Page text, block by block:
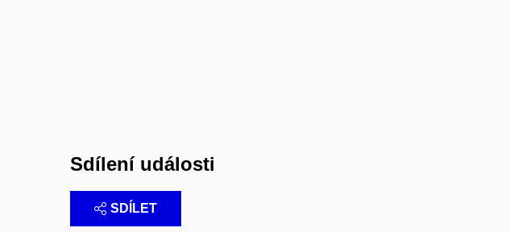
Sdílení události
SDÍLET